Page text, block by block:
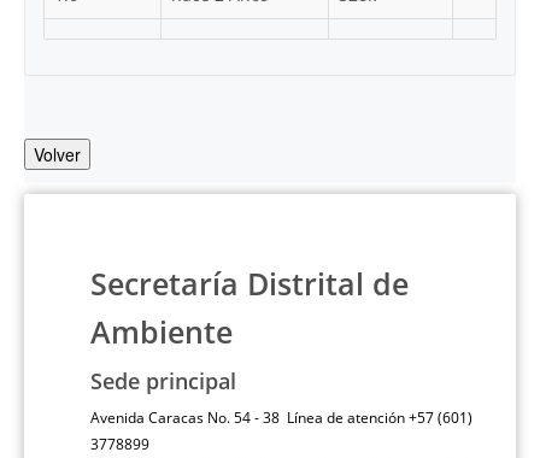
Volver
Secretaría Distrital de
Ambiente
Sede principal
Avenida Caracas No. 54 - 38 Línea de atención +57 (601)
3778899